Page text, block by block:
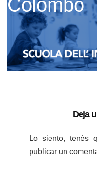
Deja
Lo siento, tenés
publicar un